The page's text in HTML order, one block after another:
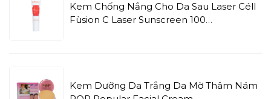
Kem Chống Nắng Cho Da Sau Laser Céll
Fùsion C Laser Sunscreen 100
Kem Dưỡng Da Trắng Da Mờ Thâm Nám